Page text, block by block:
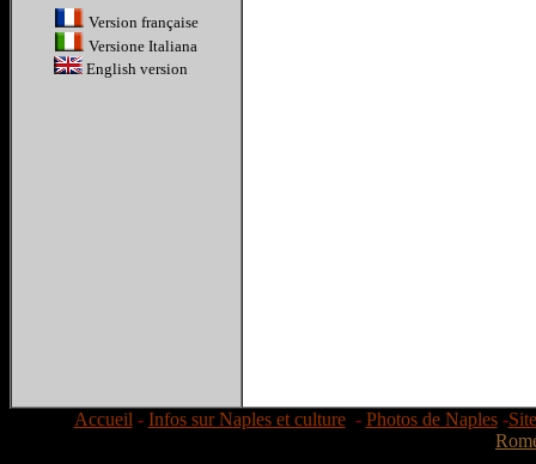
Version française
Versione Italiana
English version
Accueil - Infos sur Naples et culture- Photos de Naples-